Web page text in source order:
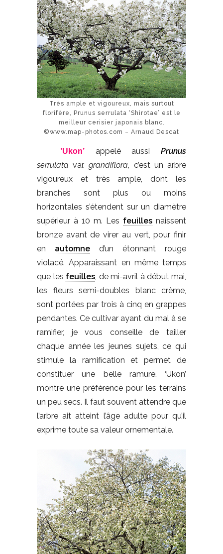
Très ample et vigoureux, mais surtout
florifère, Prunus serrulata ‘Shirotae’ est le
meilleur cerisier japonais blanc.
©www.map-photos.com – Arnaud Descat
’Ukon’ appelé aussi Prunus
serrulata var.grandiflora , c’est un arbre
vigoureux et très ample, dont les
branches sont plus ou moins
horizontales s’étendent sur un diamètre
supérieur à 10 m. Les feuilles naissent
bronze avant de virer au vert, pour finir
en automne d’un étonnant rouge
violacé. Apparaissant en même temps
que les feuilles , de mi-avril à début mai,
les fleurs semi-doubles blanc crème,
sont portées par trois à cinq en grappes
pendantes. Ce cultivar ayant du mal à se
ramifier, je vous conseille de tailler
chaque année les jeunes sujets, ce qui
stimule la ramification et permet de
constituer une belle ramure. ‘Ukon’
montre une préférence pour les terrains
un peu secs. Il faut souvent attendre que
l’arbre ait atteint l’âge adulte pour qu’il
exprime toute sa valeur ornementale.